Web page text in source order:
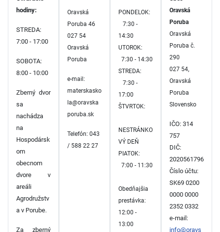
hodiny:
STREDA:
7:00 - 17:00
SOBOTA:
8:00 - 10:00
Zberný dvor
sa
nachádza
na
Hospodársk
om
obecnom
dvore v
areáli
Agrodružstv
a v Porube.
Za zberný
Oravská
Poruba 46
027 54
Oravská
Poruba
e-mail:
materskasko
la@oravska
poruba.sk
Telefón: 043
/ 588 22 27
PONDELOK:
7:30 -
14:30
UTOROK:
7:30 - 14:30
STREDA:
7:30 -
17:00
ŠTVRTOK:
NESTRÁNKO
VÝ DEŇ
PIATOK:
7:00 - 11:30
Obedňajšia
prestávka:
12:00 -
13:00
Oravská
Poruba
Oravská
Poruba č.
290
027 54,
Oravská
Poruba
Slovensko
IČO: 314
757
DIČ:
2020561796
Číslo účtu:
SK69 0200
0000 0000
2352 0332
e-mail:
info@oravs